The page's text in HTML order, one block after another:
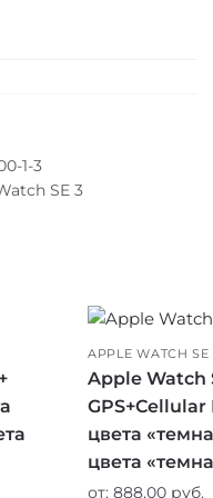
1-3
SE 3
APPLE WATCH SE
Apple Watch
цвета
цвета
от: 888,00 руб.